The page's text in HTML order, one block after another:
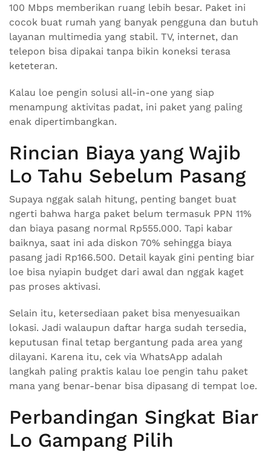
100 Mbps memberikan ruang lebih besar. Paket ini
cocok buat rumah yang banyak pengguna dan butuh
layanan multimedia yang stabil. TV, internet, dan
telepon bisa dipakai tanpa bikin koneksi terasa
keteteran.
Kalau loe pengin solusi all-in-one yang siap
menampung aktivitas padat, ini paket yang paling
enak dipertimbangkan.
Rincian Biaya yang Wajib
Lo Tahu Sebelum Pasang
Supaya nggak salah hitung, penting banget buat
ngerti bahwa harga paket belum termasuk PPN 11%
dan biaya pasang normal Rp555.000. Tapi kabar
baiknya, saat ini ada diskon 70% sehingga biaya
pasang jadi Rp166.500. Detail kayak gini penting biar
loe bisa nyiapin budget dari awal dan nggak kaget
pas proses aktivasi.
Selain itu, ketersediaan paket bisa menyesuaikan
lokasi. Jadi walaupun daftar harga sudah tersedia,
keputusan final tetap bergantung pada area yang
dilayani. Karena itu, cek via WhatsApp adalah
langkah paling praktis kalau loe pengin tahu paket
mana yang benar-benar bisa dipasang di tempat loe.
Perbandingan Singkat Biar
Lo Gampang Pilih